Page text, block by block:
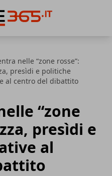
nelle “zone rosse”:
presìdi e politiche
al centro del dibattito
“zone
presìdi e
al